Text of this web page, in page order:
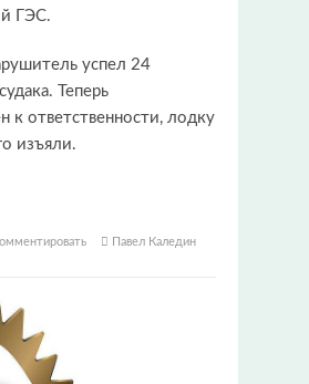
ГЭС.
успел 24
Теперь
к ответственности, лодку
изъяли.
Павел Каледин